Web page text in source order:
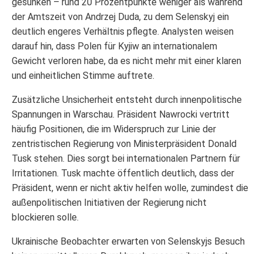
der Amtszeit von Andrzej Duda, zu dem Selenskyj ein
deutlich engeres Verhältnis pflegte. Analysten weisen
darauf hin, dass Polen für Kyjiw an internationalem
Gewicht verloren habe, da es nicht mehr mit einer klaren
und einheitlichen Stimme auftrete.
Zusätzliche Unsicherheit entsteht durch innenpolitische
Spannungen in Warschau. Präsident Nawrocki vertritt
häufig Positionen, die im Widerspruch zur Linie der
zentristischen Regierung von Ministerpräsident Donald
Tusk stehen. Dies sorgt bei internationalen Partnern für
Irritationen. Tusk machte öffentlich deutlich, dass der
Präsident, wenn er nicht aktiv helfen wolle, zumindest die
außenpolitischen Initiativen der Regierung nicht
blockieren solle.
Ukrainische Beobachter erwarten von Selenskyjs Besuch